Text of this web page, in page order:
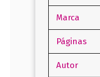
Marca
Páginas
Autor